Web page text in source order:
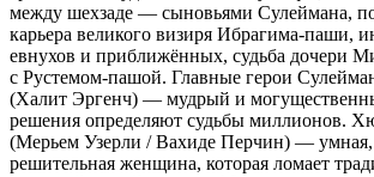
между шехзаде — сыновьями Сулеймана,
карьера великого визиря Ибрагима-паши,
евнухов и приближённых, судьба дочери
с Рустемом-пашой. Главные герои
(Халит Эргенч) — мудрый и
решения определяют судьбы миллионов.
(Мерьем Узерли / Вахиде Перчин) — умная,
решительная женщина, которая ломает